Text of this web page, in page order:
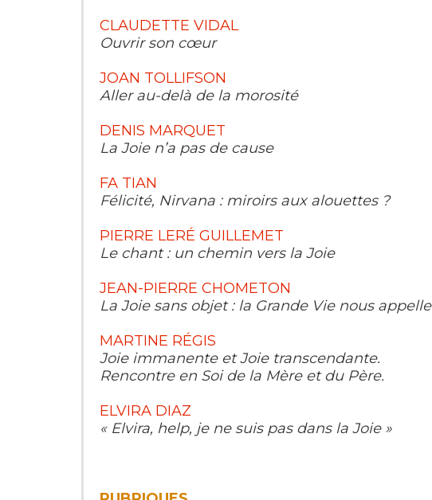
CLAUDETTE VIDAL
Ouvrir son cœur
JOAN TOLLIFSON
Aller au-delà de la morosité
DENIS MARQUET
La Joie n’a pas de cause
FA TIAN
Félicité, Nirvana : miroirs aux alouettes ?
PIERRE LERÉ GUILLEMET
Le chant : un chemin vers la Joie
JEAN-PIERRE CHOMETON
La Joie sans objet : la Grande Vie nous appelle
MARTINE RÉGIS
Joie immanente et Joie transcendante.
Rencontre en Soi de la Mère et du Père.
ELVIRA DIAZ
« Elvira, help, je ne suis pas dans la Joie »